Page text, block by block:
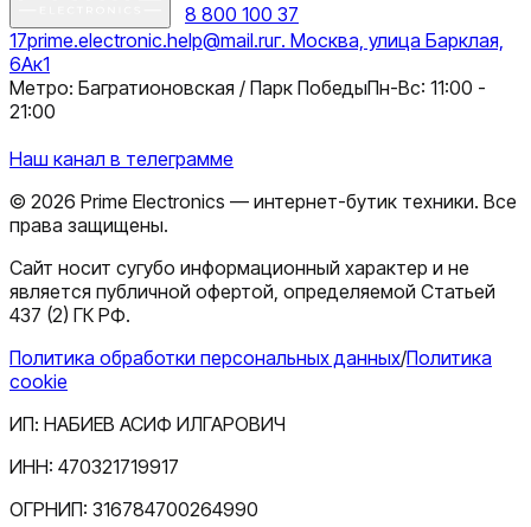
8 800 100 37
17prime.electronic.help@mail.ruг. Москва, улица Барклая,
6Ак1
Метро: Багратионовская / Парк ПобедыПн-Вс: 11:00 -
21:00
Наш канал в телеграмме
© 2026 Prime Electronics — интернет-бутик техники. Все
права защищены.
Сайт носит сугубо информационный характер и не
является публичной офертой, определяемой Статьей
437 (2) ГК РФ.
Политика обработки персональных данных/Политика
cookie
ИП: НАБИЕВ АСИФ ИЛГАРОВИЧ
ИНН: 470321719917
ОГРНИП: 316784700264990